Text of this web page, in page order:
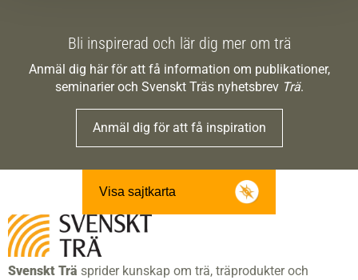
Bli inspirerad och lär dig mer om trä
Anmäl dig här för att få information om publikationer,
seminarier och Svenskt Träs nyhetsbrev Trä.
Anmäl dig för att få inspiration
Visa sajtkarta
Svenskt Trä sprider kunskap om trä, träprodukter och